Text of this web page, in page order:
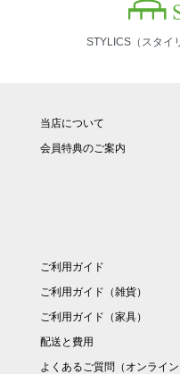
STYLICS（スタイ
当店について
会員特典のご案内
ご利用ガイド
ご利用ガイド（雑貨）
ご利用ガイド（家具）
配送と費用
よくあるご質問（オンライ